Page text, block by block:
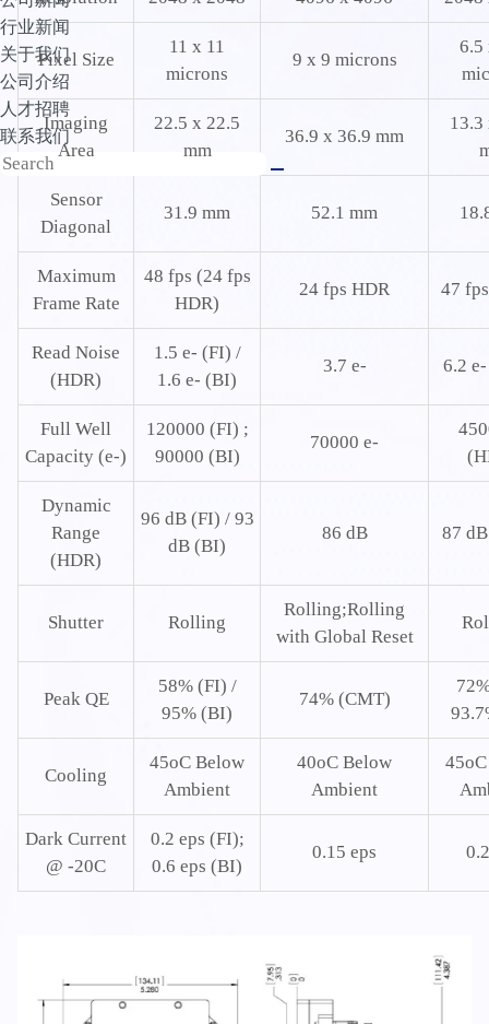
行业新闻
关于我们
公司介绍
人才招聘
联系我们
Pixel Size
11 x 11
microns
9 x 9 microns
6.5
Imaging
Area
22.5 x 22.5
mm
36.9 x 36.9 mm
13.3
Sensor
Diagonal
31.9 mm 52.1 mm
Maximum
Frame Rate
48 fps (24 fps
HDR)
24 fps HDR 47
Read Noise
(HDR)
1.5 e- (FI) /
1.6 e- (BI)
3.7 e- 6.2
Full Well
Capacity (e-)
120000 (FI) ;
90000 (BI)
70000 e-
Dynamic
Range
(HDR)
96 dB (FI) / 93
dB (BI)
86 dB 87
Shutter Rolling
Rolling;Rolling
with Global Reset
Peak QE
58% (FI) /
95% (BI)
74% (CMT)
Cooling
45oC Below
Ambient
40oC Below
Ambient
Dark Current
@ -20C
0.2 eps (FI);
0.6 eps (BI)
0.15 eps